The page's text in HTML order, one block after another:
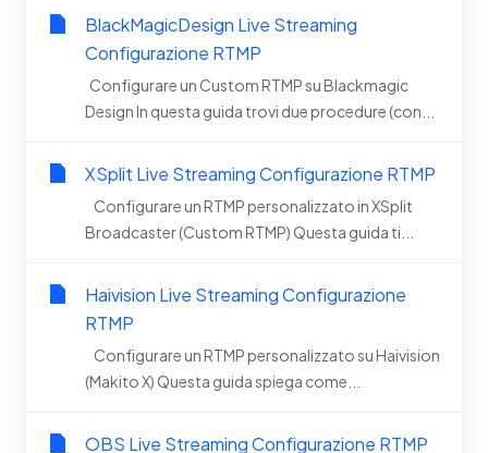
BlackMagicDesign Live Streaming
Configurazione RTMP
Configurare un Custom RTMP su Blackmagic
Design In questa guida trovi due procedure (con...
XSplit Live Streaming Configurazione RTMP
Configurare un RTMP personalizzato in XSplit
Broadcaster (Custom RTMP) Questa guida ti...
Haivision Live Streaming Configurazione
RTMP
Configurare un RTMP personalizzato su Haivision
(Makito X) Questa guida spiega come...
OBS Live Streaming Configurazione RTMP